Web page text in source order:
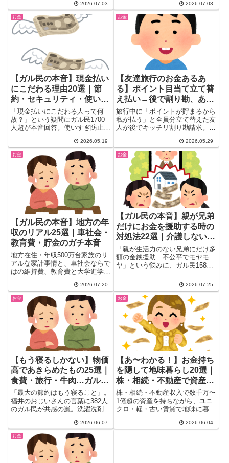
な家計簿にガル民が総ツッコミ。
「投資に回しすぎ」「それはギリ
ギリと言わない」と賛否の声が続
出。年収1000万世帯のお金のリ
アルと、投資と生活費のバランス
の本音をまとめました。
2026.07.03
険の選び方、新NISAでの貯蓄・
投資術、いざという時の生活保護
の仕組みまで、知っておきたい備
えを125件のリアルな声から厳選
して紹介します。
2026.07.03
お金
【ガル民の本音】現金払い
にこだわる理由20選｜節
約・セキュリティ・使いす
ぎ防止まで
「現金払いにこだわる人って何
故？」という疑問にガル民1700
人超が本音回答。使いすぎ防止・
面倒・現金のみ店が安いなど、
20の理由を厳選。キャッシュレ
ス全盛時代に現金を選ぶ人の心理
がわかる。
2026.05.19
お金
【友達旅行のお金あるあ
る】ポイント目当て立て替
え払い→後で割り勘、あな
たはモヤる？ガル民の本音
20選
旅行中に「ポイントが貯まるから
私が払う」と全員分立て替えた友
人が後でキッチリ割り勘請求。
あげれば」「せこすぎ」と大論争
に。手配の手間代・幹事ポイント
問題についてガル民200人のリア
ルな本音を厳選まとめ。30〜40
代女性なら一度は経験するアレで
す。
2026.05.29
お金
【ガル民の本音】地方の年
収のリアル25選｜車社会・
教育費・貯金のガチ本音
地方在住・年収500万台家族のリ
アルな家計事情と、車社会ならで
はの維持費、教育費と大学進学の
トで紹介。田舎の年収相場や子育
てにかかるお金、都会との生活費
の違い、祖父母の援助が家計を左
右する実態まで、赤裸々な声が気
になる方は必見です。
2026.07.20
お金
【ガル民の本音】親が兄弟
だけにお金を援助する時の
対処法22選｜介護しない宣
言・相続の備え
「親が生活力のない兄弟にだけ多
額の金銭援助…不公平でモヤモ
ヤ」という悩みに、ガル民158人
のやり方、相続・生前贈与への備
え、親と距離を置く方法まで、き
ょうだい格差に悩む人のためのリ
アルな対処法22選をまとめまし
た。
2026.07.25
お金
【もう寝るしかない】物価
高であきらめたもの25選｜
食費・旅行・牛肉…ガル民
の節約限界エピソード
「最大の節約はもう寝ること」。
福井のおじいさんの言葉に382人
のガル民が共感の嵐。洗濯洗剤が
140円、温泉旅行は10年前の
倍…。早寝・引きこもり・NISA
で乗り切るガル民のリアルな節約
エピソードをまとめました。
2026.06.07
お金
【あ〜わかる！】お金持ち
を隠して地味暮らし20選｜
株・相続・不動産で資産を
積むガル民の本音
株・相続・不動産収入で数千万〜
1億超の資産を持ちながら、ユニ
クロ・軽・古い賃貸で地味に暮ら
「なぜお金持ちを周りに隠すの
2026.06.04
お金